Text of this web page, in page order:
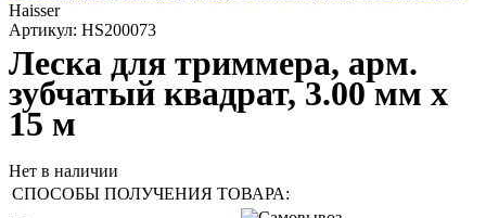
Haisser
Артикул: HS200073
Леска для триммера, арм.
зубчатый квадрат, 3.00 мм x
15 м
Нет в наличии
СПОСОБЫ ПОЛУЧЕНИЯ ТОВАРА: